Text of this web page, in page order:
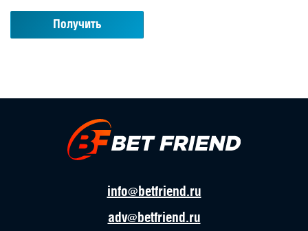
Получить
info@betfriend.ru
adv@betfriend.ru